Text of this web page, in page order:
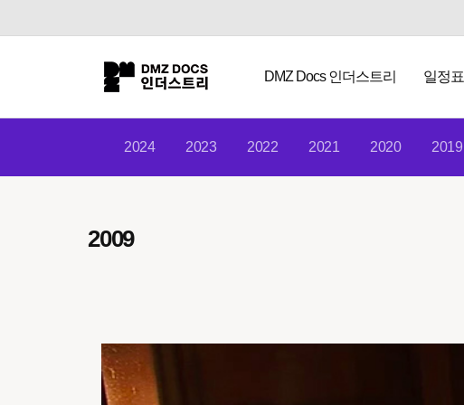
DMZ Docs 인더스트리 일정표
2024 2023 2022 2021 2020 2019
2009